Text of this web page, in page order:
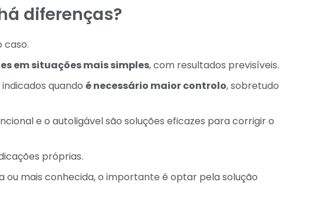
diferenças?
em situações mais simples, com resultados previsíveis.
quando é necessário maior controlo, sobretudo
e o autoligável são soluções eficazes para corrigir o
próprias.
ou mais conhecida, o importante é optar pela solução